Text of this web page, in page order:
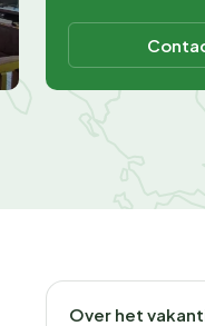
Over het